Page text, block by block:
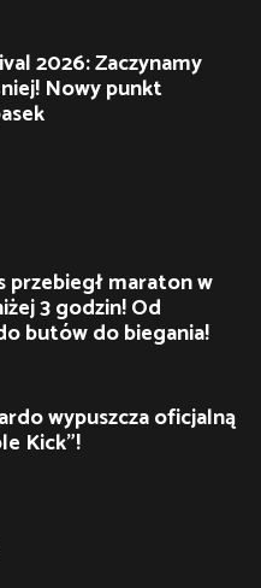
2026: Zaczynamy
Nowy punkt
przebiegł maraton w
3 godzin! Od
butów do biegania!
wypuszcza oficjalną
Kick”!